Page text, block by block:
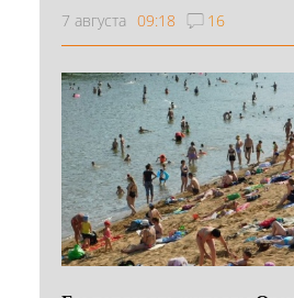
7 августа 09:18 16